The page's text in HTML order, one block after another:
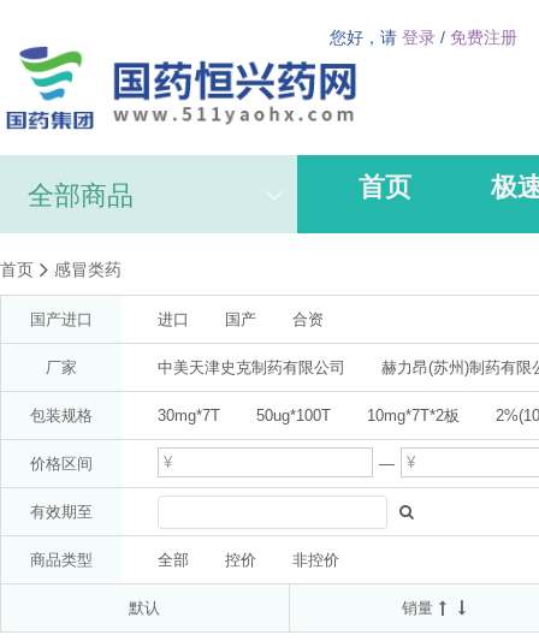
您好，请 登录 / 免费注册
全部商品 首页 极
首页 感冒类药
国产进口 进口 国产 合资
厂家 中美天津史克制药有限公司 赫力昂(苏州)制药有限
AstraZeneca AB(分装:阿斯利康制药有限公司) 阿
广州白云山医药集团股份有限公司白云山何济公制药
委托方:拜耳医药保健有限公司(受托方:山东新华制药股
京都念慈菴总厂有限
包装规格 30mg*7T 50ug*100T 10mg*7T*2板
10ml 47.5mg*14T*2板
5mg(按氨氯地平计)*14T
50μg*60D 20mg(以C17H19N3O3S计)*7T*2板
价格区间 —
有效期至
商品类型 全部 控价 非控价
默认 销量